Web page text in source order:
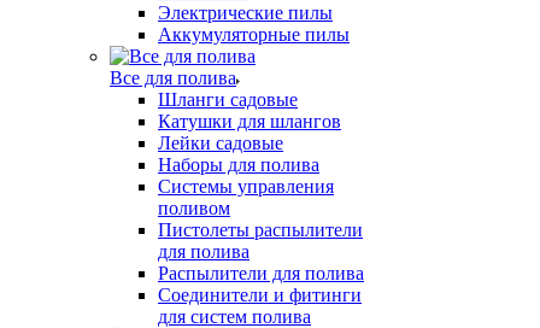
Электрические пилы
Аккумуляторные пилы
Все для полива
Шланги садовые
Катушки для шлангов
Лейки садовые
Наборы для полива
Системы управления
поливом
Пистолеты распылители
для полива
Распылители для полива
Соединители и фитинги
для систем полива